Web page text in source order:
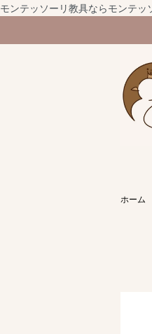
モンテッソーリ教具ならモンテ
ホーム